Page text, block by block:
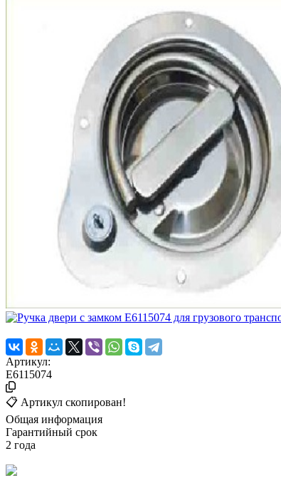
Артикул:
E6115074
📋 Артикул скопирован!
Общая информация
Гарантийный срок
2 года